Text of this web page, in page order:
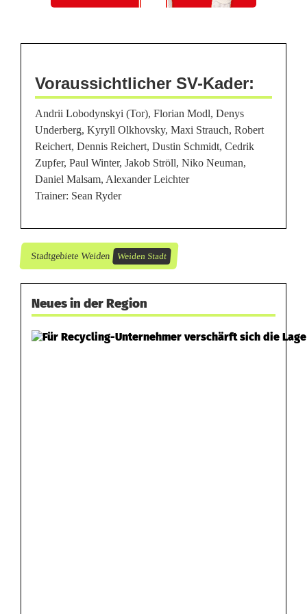
WVoraussichtlicher SV-Kader:
Andrii Lobodynskyi (Tor), Florian Modl, Denys
Underberg, Kyryll Olkhovsky, Maxi Strauch, Robert
Reichert, Dennis Reichert, Dustin Schmidt, Cedrik
Zupfer, Paul Winter, Jakob Ströll, Niko Neuman,
Daniel Malsam, Alexander Leichter
Trainer: Sean Ryder
Stadtgebiete Weiden Weiden Stadt
Neues in der Region